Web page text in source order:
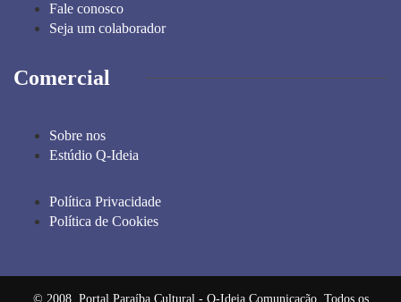
Fale conosco
Seja um colaborador
Comercial
Sobre nos
Estúdio Q-Ideia
Política Privacidade
Política de Cookies
© 2008, Portal Paraíba Cultural - Q-Ideia Comunicação. Todos os